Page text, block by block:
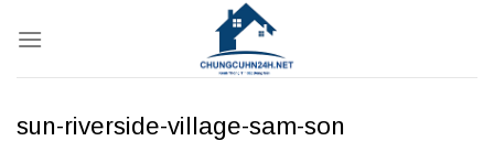
qua
sun-riverside-village-sam-son